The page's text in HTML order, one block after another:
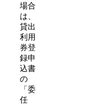
場合
は、
貸出
利用
券登
録申
込書
の
「委
任